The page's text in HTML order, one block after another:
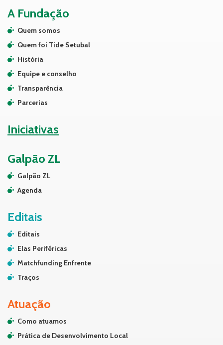
A Fundação
Quem somos
Quem foi Tide Setubal
História
Equipe e conselho
Transparência
Parcerias
Iniciativas
Galpão ZL
Galpão ZL
Agenda
Editais
Editais
Elas Periféricas
Matchfunding Enfrente
Traços
Atuação
Como atuamos
Prática de Desenvolvimento Local